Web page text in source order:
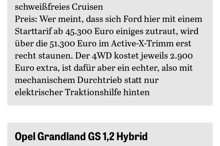
schweißfreies Cruisen
Preis: Wer meint, dass sich Ford hier mit einem
Starttarif ab 45.300 Euro einiges zutraut, wird
über die 51.300 Euro im Active-X-Trimm erst
recht staunen. Der 4WD kostet jeweils 2.900
Euro extra, ist dafür aber ein echter, also mit
mechanischem Durchtrieb statt nur
elektrischer Traktionshilfe hinten
Opel Grandland GS 1,2 Hybrid